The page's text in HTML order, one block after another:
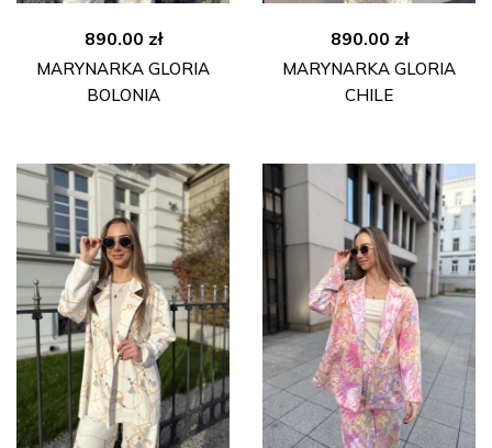
890.00 zł
MARYNARKA GLORIA
BOLONIA
890.00 zł
MARYNARKA GLORIA
CHILE